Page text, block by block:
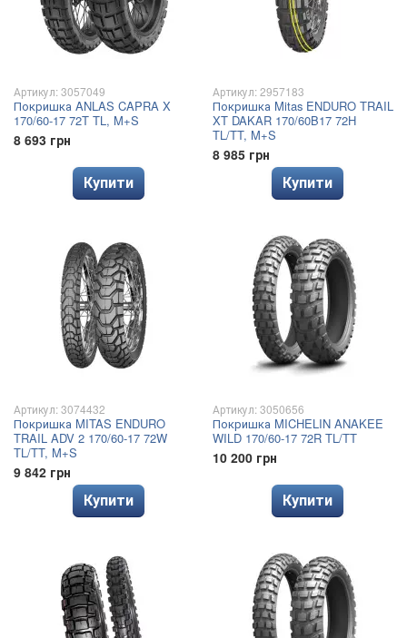
Артикул: 3057049
Покришка ANLAS CAPRA X
170/60-17 72T TL, M+S
8 693 грн
Купити
Артикул: 2957183
Покришка Mitas ENDURO TRAIL
XT DAKAR 170/60B17 72H
TL/TT, M+S
8 985 грн
Купити
Артикул: 3074432
Покришка MITAS ENDURO
TRAIL ADV 2 170/60-17 72W
TL/TT, M+S
9 842 грн
Купити
Артикул: 3050656
Покришка MICHELIN ANAKEE
WILD 170/60-17 72R TL/TT
10 200 грн
Купити